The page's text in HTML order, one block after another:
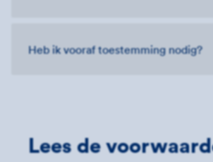
Heb ik vooraf toestemming nodig?
Lees de